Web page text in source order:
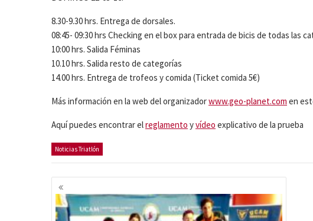
8.30-9.30 hrs. Entrega de dorsales.
08:45- 09:30 hrs Checking en el box para entrada de bicis de todas las
10:00 hrs. Salida Féminas
10.10 hrs. Salida resto de categorías
14.00 hrs. Entrega de trofeos y comida (Ticket comida 5€)
Más información en la web del organizadorwww.geo-planet.com en
Aquí puedes encontrar elreglamento yvídeo explicativo de la prueba
Noticias Triatlón
Navegación
de
entradas